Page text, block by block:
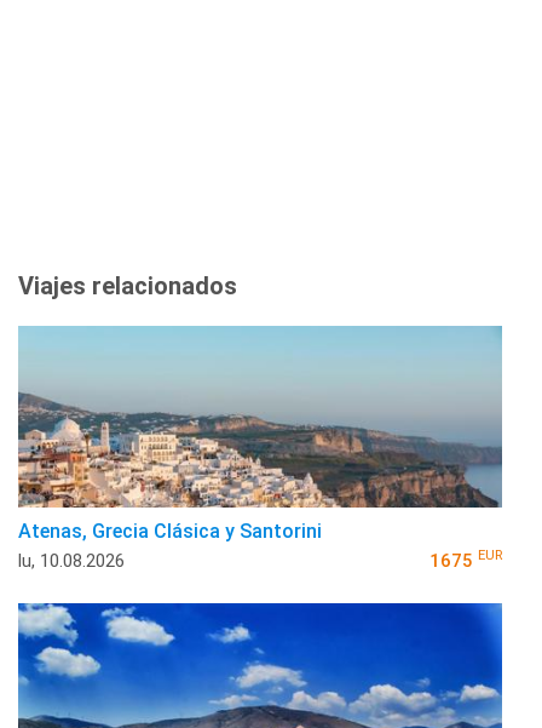
Viajes relacionados
Atenas, Grecia Clásica y Santorini
lu, 10.08.2026 1675 EUR